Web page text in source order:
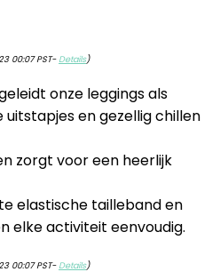
00:07 PST- Details)
onze leggings als
uitstapjes en gezellig chillen
zorgt voor een heerlijk
elastische tailleband en
elke activiteit eenvoudig.
00:07 PST- Details)